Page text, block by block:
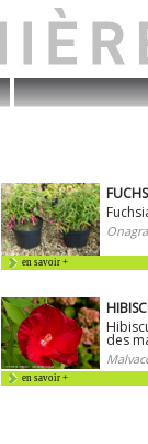
en savoir +
des
en savoir +